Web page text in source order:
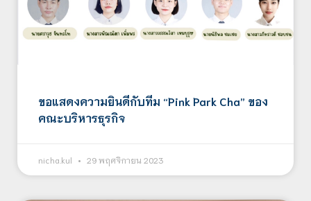
ขอแสดงความยินดีกับทีม “Pink Park Cha” ของ
คณะบริหารธุรกิจ
nicha.kul 29 พฤศจิกายน 2023